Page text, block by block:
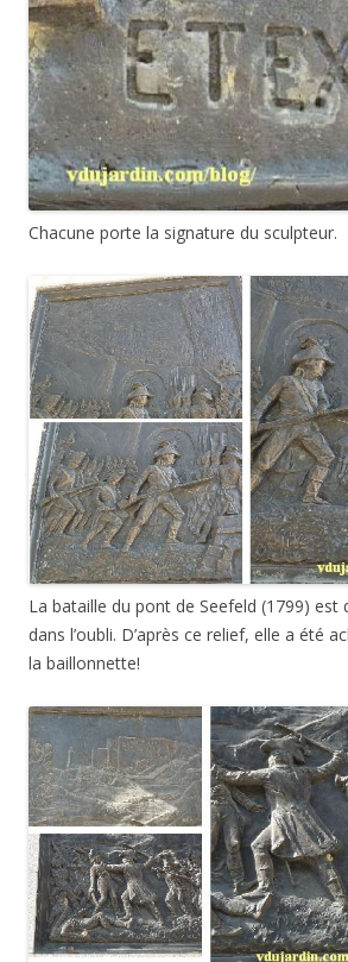
Chacune porte la signature du sculpteur.
La bataille du pont de Seefeld (1799)
dans l’oubli. D’après ce relief, elle a été
la baillonnette!